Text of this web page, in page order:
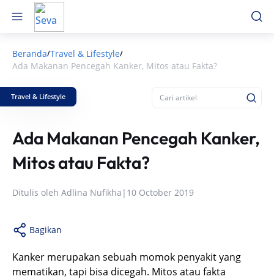
Beranda/Travel & Lifestyle/
Ada Makanan Pencegah Kanker, Mitos atau Fakta?
Travel & Lifestyle
Ada Makanan Pencegah Kanker,
Mitos atau Fakta?
Ditulis oleh Adlina Nufikha | 10 October 2019
Bagikan
Kanker merupakan sebuah momok penyakit yang
mematikan, tapi bisa dicegah. Mitos atau fakta